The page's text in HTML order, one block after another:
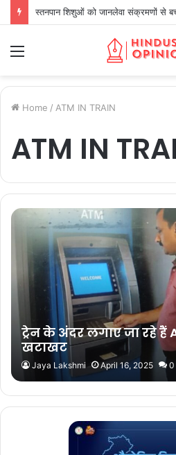
स्तनपान शिशुओं को जानलेवा संक्रमणों से
Home / ATM IN TRAIN
ATM IN
ट्रेन के अंदर लगाए जा रहे हैं
खटाखट
Jaya Lakshmi April 16, 2025 0